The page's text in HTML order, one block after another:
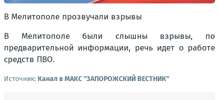
В Мелитополе прозвучали взрывы
В Мелитополе были слышны взрывы, по
предварительной информации, речь идет о работе
средств ПВО.
Источник: Канал в МАКС "ЗАПОРОЖСКИЙ ВЕСТНИК"